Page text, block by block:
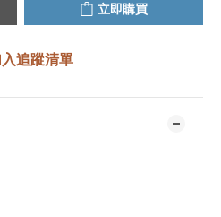
立即購買
追蹤清單